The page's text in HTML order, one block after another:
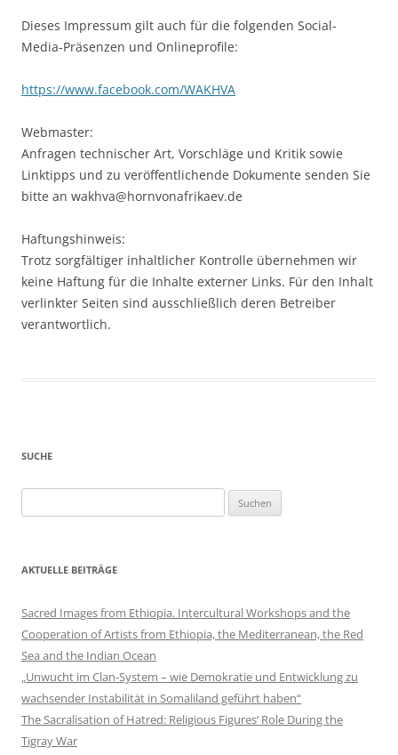
Dieses Impressum gilt auch für die folgenden Social-
Media-Präsenzen und Onlineprofile:
https://www.facebook.com/WAKHVA
Webmaster:
Anfragen technischer Art, Vorschläge und Kritik sowie
Linktipps und zu veröffentlichende Dokumente senden Sie
bitte an wakhva@hornvonafrikaev.de
Haftungshinweis:
Trotz sorgfältiger inhaltlicher Kontrolle übernehmen wir
keine Haftung für die Inhalte externer Links. Für den Inhalt
verlinkter Seiten sind ausschließlich deren Betreiber
verantwortlich.
SUCHE
nach:
AKTUELLE BEITRÄGE
Sacred Images from Ethiopia. Intercultural Workshops and the
Cooperation of Artists from Ethiopia, the Mediterranean, the Red
Sea and the Indian Ocean
„Unwucht im Clan-System – wie Demokratie und Entwicklung zu
wachsender Instabilität in Somaliland geführt haben“
The Sacralisation of Hatred: Religious Figures‘ Role During the
Tigray War